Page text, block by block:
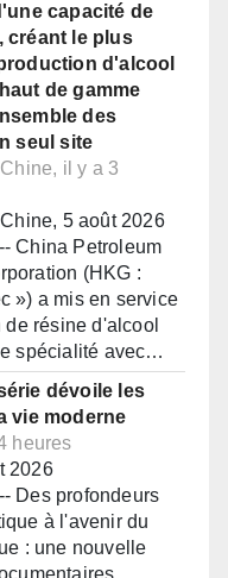
capacité de
créant le plus
d'alcool
de gamme
des
seul site
il y a 3
5 août 2026
China Petroleum
(HKG :
») a mis en service
résine d'alcool
spécialité avec…
dévoile les
vie moderne
heures
2026
Des profondeurs
à l'avenir du
: une nouvelle